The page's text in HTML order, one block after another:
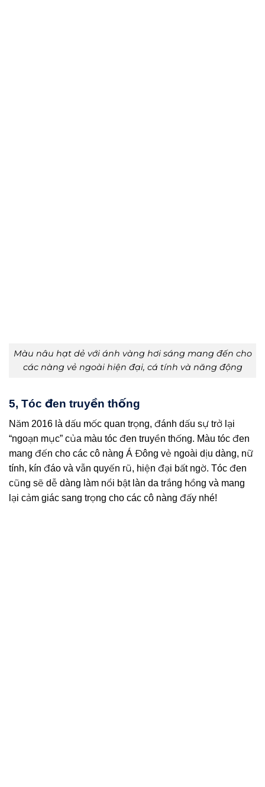
Màu nâu hạt dẻ với ánh vàng hơi sáng mang đến cho
các nàng vẻ ngoài hiện đại, cá tính và năng động
5, Tóc đen truyền thống
Năm 2016 là dấu mốc quan trọng, đánh dấu sự trở lại
“ngoạn mục” của màu tóc đen truyền thống. Màu tóc đen
mang đến cho các cô nàng Á Đông vẻ ngoài dịu dàng, nữ
tính, kín đáo và vẫn quyến rũ, hiện đại bất ngờ. Tóc đen
cũng sẽ dễ dàng làm nổi bật làn da trắng hồng và mang
lại cảm giác sang trọng cho các cô nàng đấy nhé!